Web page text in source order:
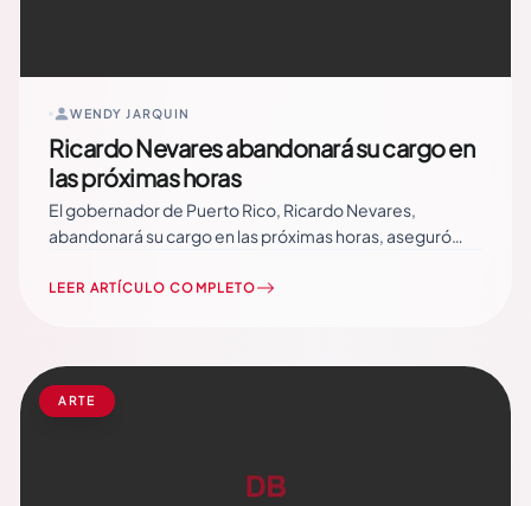
WENDY JARQUIN
Ricardo Nevares abandonará su cargo en
las próximas horas
El gobernador de Puerto Rico, Ricardo Nevares,
abandonará su cargo en las próximas horas, aseguró
abogado reveló que habló el martes con el mandatario
conllevan delitos graves,… Read More
LEER ARTÍCULO COMPLETO
ARTE